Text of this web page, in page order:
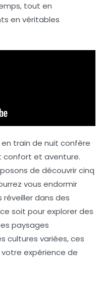
tout en
en véritables
train de nuit confère
confort et aventure.
de découvrir cinq
vous endormir
dans des
soit pour explorer des
paysages
cultures variées, ces
expérience de